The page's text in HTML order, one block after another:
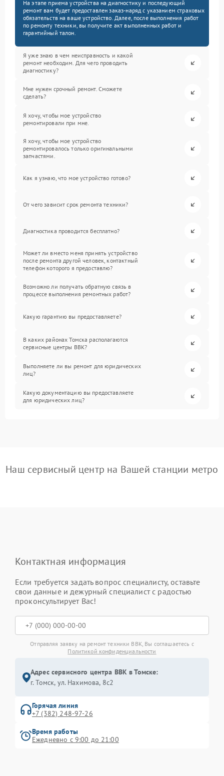
На этапе приема устройства на диагностику и последующий
ремонт вам будет предоставлен заказ-наряд с указанием страховых
обязательств на ваше устройство. Далее, после выполнения работ
по ремонту техники, вы получите акт выполненных работ и
гарантийный талон.
Я уже знаю в чем неисправность и какой
ремонт необходим. Для чего проводить
диагностику?
Мне нужен срочный ремонт. Сможете
сделать?
Я хочу, чтобы мое устройство
ремонтировали при мне.
Я хочу, чтобы мое устройство
ремонтировалось только оригинальными
запчастями.
Как я узнаю, что мое устройство готово?
От чего зависит срок ремонта техники?
Диагностика проводится бесплатно?
Может ли вместо меня принять устройство
после ремонта другой человек, контактный
телефон которого я предоставлю?
Возможно ли получать обратную связь в
процессе выполнения ремонтных работ?
Какую гарантию вы предоставляете?
В каких районах Томска располагаются
сервисные центры BBK?
Выполняете ли вы ремонт для юридических
лиц?
Какую документацию вы предоставляете
для юридических лиц?
Наш сервисный центр на Вашей станции метро
Контактная информация
Если требуется задать вопрос специалисту, оставьте
свои данные и дежурный специалист с радостью
проконсультирует Вас!
Отправляя заявку на ремонт техники BBK, Вы соглашаетесь с
Политикой конфиденциальности
Адрес сервисного центра BBK в Томске:
г. Томск, ул. Нахимова, 8с2
Горячая линия
+7 (382) 248-97-26
Время работы
Ежедневно с 9:00 до 21:00